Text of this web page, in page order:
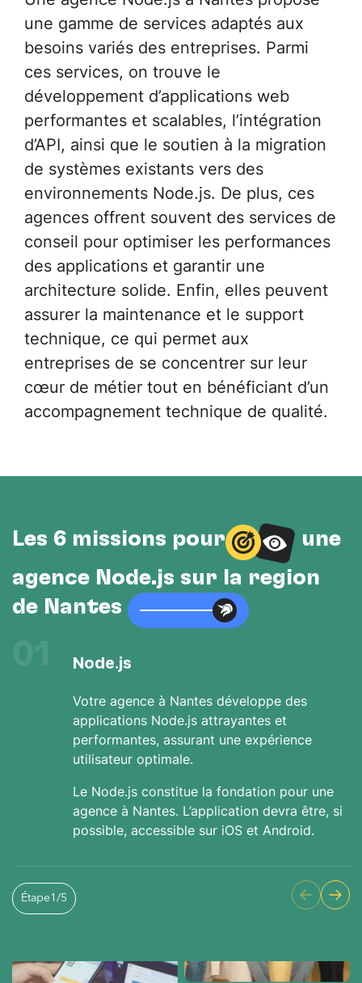
une gamme de services adaptés aux
besoins variés des entreprises. Parmi
ces services, on trouve le
développement d’applications web
performantes et scalables, l’intégration
d’API, ainsi que le soutien à la migration
de systèmes existants vers des
environnements Node.js. De plus, ces
agences offrent souvent des services de
conseil pour optimiser les performances
des applications et garantir une
architecture solide. Enfin, elles peuvent
assurer la maintenance et le support
technique, ce qui permet aux
entreprises de se concentrer sur leur
cœur de métier tout en bénéficiant d’un
accompagnement technique de qualité.
Les 6 missions pour
une
agence Node.js sur la région
de Nantes
Node.js
Votre agence à Nantes développe des
applications Node.js attrayantes et
performantes, assurant une expérience
utilisateur optimale.
Le Node.js constitue la fondation pour une
agence à Nantes. L’application devra être, si
possible, accessible sur iOS et Android.
Étape1 /5